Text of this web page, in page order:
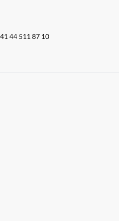
44 511 87 10